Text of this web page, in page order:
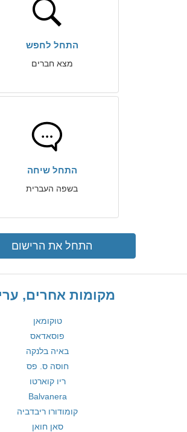
התחל לחפש
מצא חברים
התחל שיחה
בשפה העברית
התחל את הרישום
מקומות אחרים,
טוקומאן
פוסאדאס
באיה בלנקה
חוסה ס. פס
ריו קוארטו
Balvanera
קומודורו ריבדביה
סאן חואן